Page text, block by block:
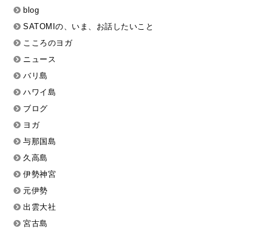
blog
SATOMIの、いま、お話したいこと
こころのヨガ
ニュース
バリ島
ハワイ島
ブログ
ヨガ
与那国島
久高島
伊勢神宮
元伊勢
出雲大社
宮古島